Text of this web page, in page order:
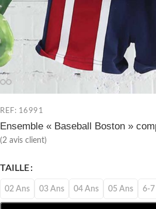
REF: 16991
Ensemble « Baseball Boston »
(2 avis client)
TAILLE
02 Ans 03 Ans 04 Ans 05 Ans 6-7